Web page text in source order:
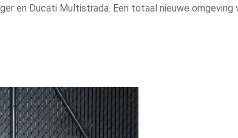
en Ducati Multistrada. Een totaal nieuwe omgeving